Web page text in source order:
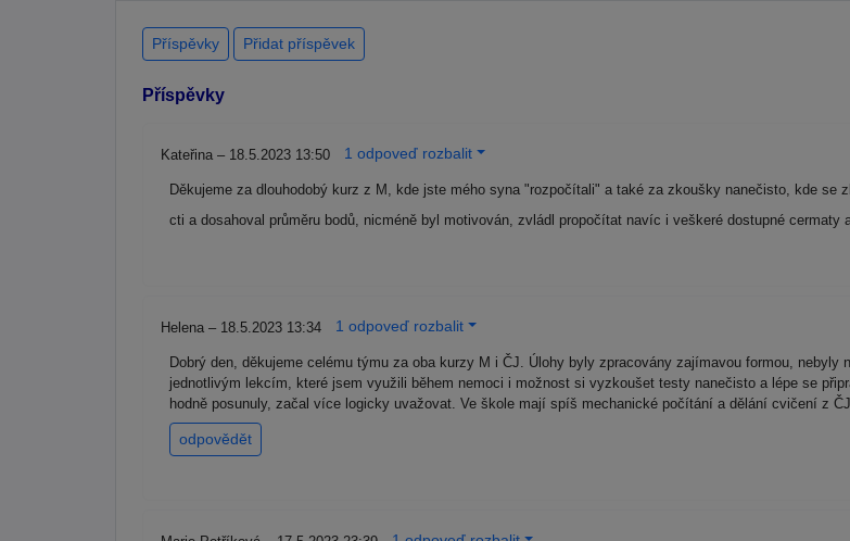
Příspěvky Přidat příspěvek
Příspěvky
Kateřina – 18.5.2023 13:50 1 odpoveď rozbalit
Děkujeme za dlouhodobý kurz z M, kde jste mého syna "rozpočítali" a také za zkoušky nanečisto, kde
cti a dosahoval průměru bodů, nicméně byl motivován, zvládl propočítat navíc i veškeré dostupné
Helena – 18.5.2023 13:34 1 odpoveď rozbalit
Dobrý den, děkujeme celému týmu za oba kurzy M i ČJ. Úlohy byly zpracovány zajímavou formou,
jednotlivým lekcím, které jsem využili během nemoci i možnost si vyzkoušet testy nanečisto a lépe se
hodně posunuly, začal více logicky uvažovat. Ve škole mají spíš mechanické počítání a dělání cvičení z
odpovědět